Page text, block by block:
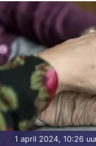
1 april 2024, 10:26